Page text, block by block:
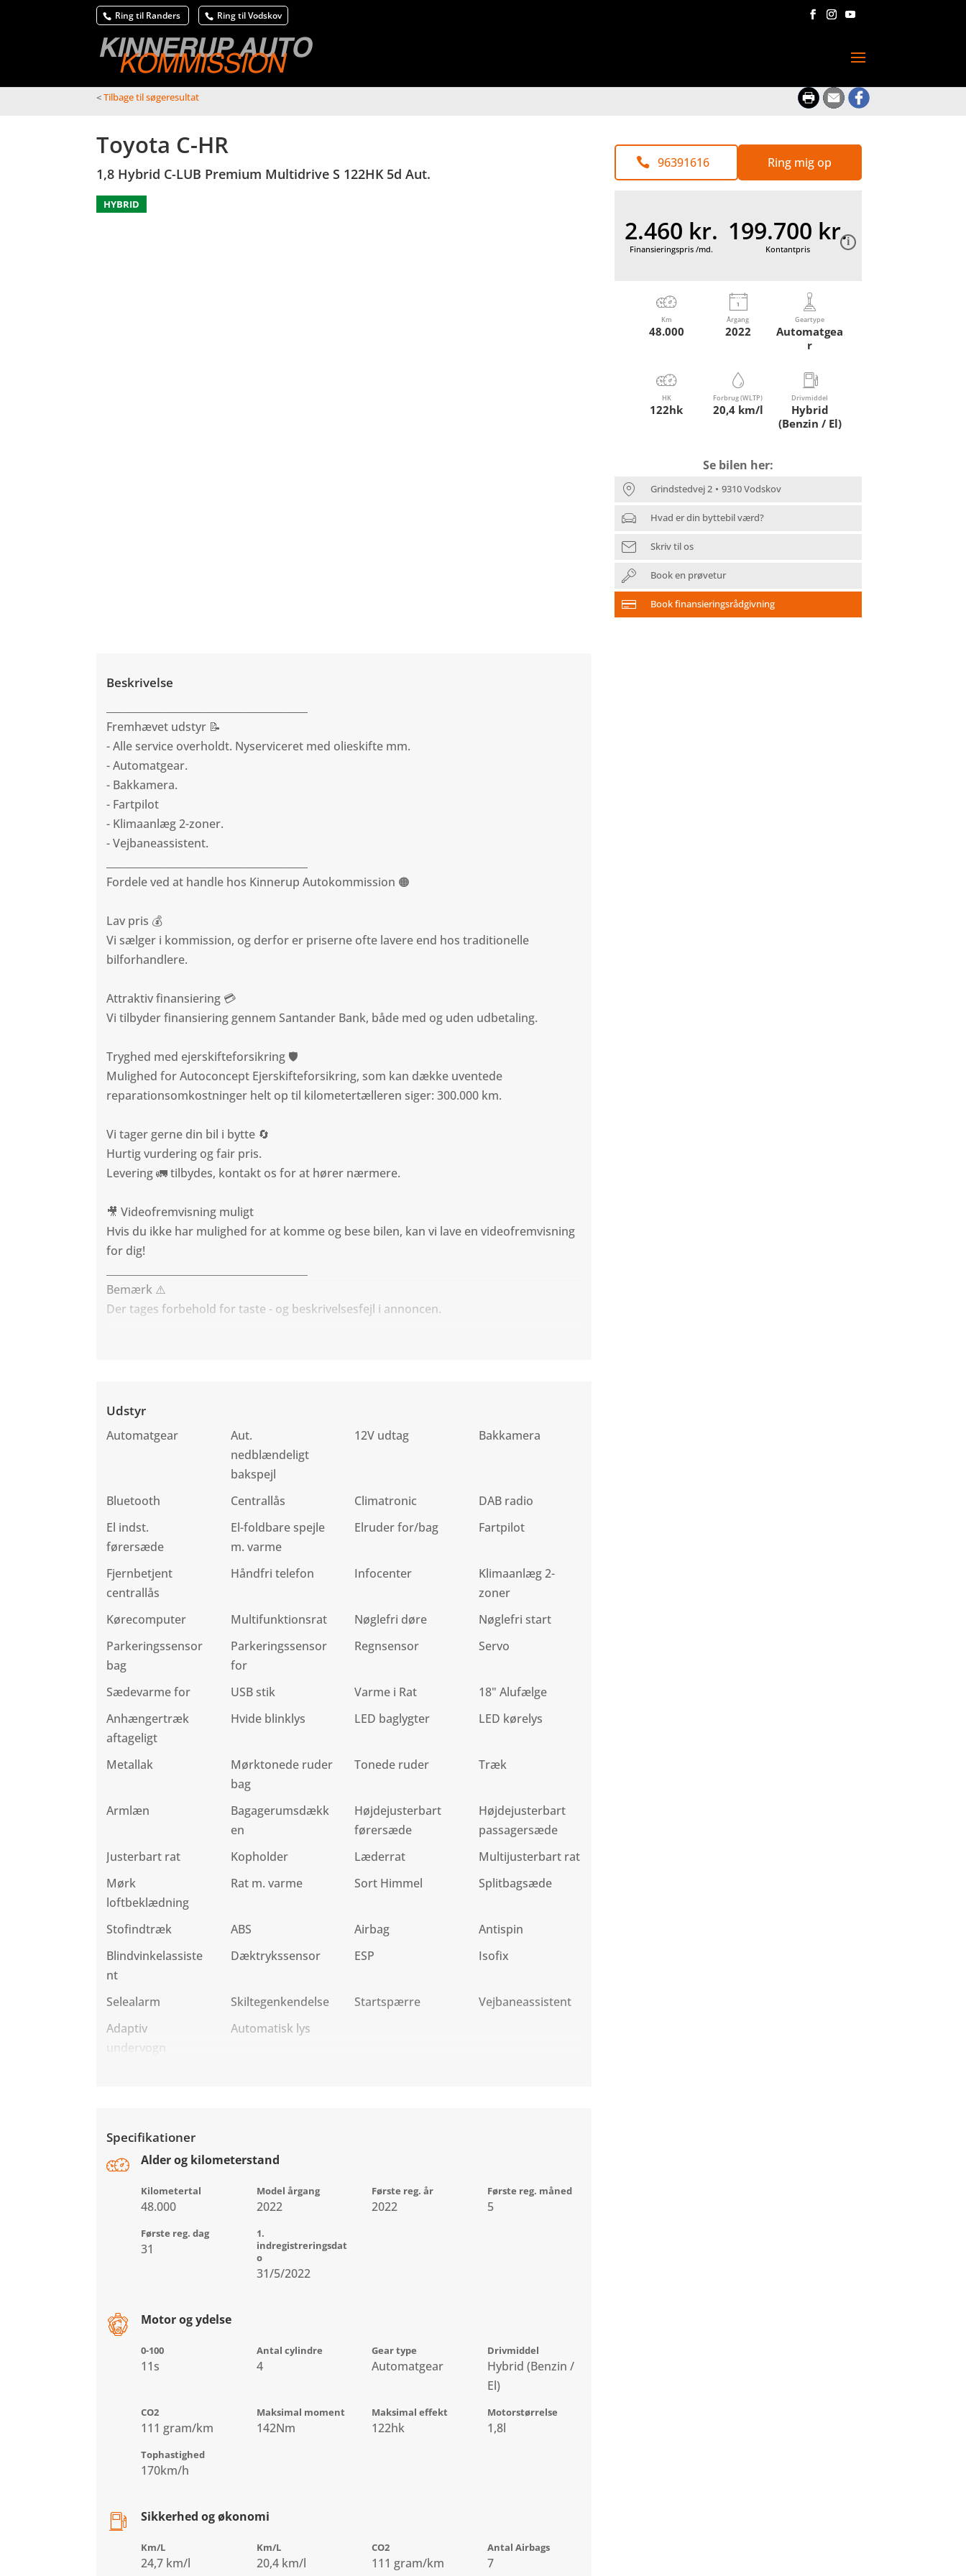
Ring til Randers Ring til Vodskov
<Tilbage til søgeresultat
Toyota C-HR
1,8 Hybrid C-LUB Premium Multidrive S 122HK 5d Aut.
HYBRID
96391616 Ring mig op
2.460 kr.
Finansieringspris /md.
199.700 kr.
Kontantpris
Km
48.000
Årgang
2022
Geartype
Automatgea
r
HK
122hk
Forbrug (WLTP)
20,4 km/l
Drivmiddel
Hybrid
(Benzin / El)
Se bilen her:
Grindstedvej 2 9310 Vodskov
Hvad er din byttebil værd?
Skriv til os
Book en prøvetur
Book finansieringsrådgivning
Beskrivelse
Fremhævet udstyr 📝
- Alle service overholdt. Nyserviceret med olieskifte mm.
- Automatgear.
- Bakkamera.
- Fartpilot
- Klimaanlæg 2-zoner.
- Vejbaneassistent.
Fordele ved at handle hos Kinnerup Autokommission 🟠
Lav pris 💰
Vi sælger i kommission, og derfor er priserne ofte lavere end hos traditionelle
bilforhandlere.
Attraktiv finansiering 💳
Vi tilbyder finansiering gennem Santander Bank, både med og uden udbetaling.
Tryghed med ejerskifteforsikring 🛡️
Mulighed for Autoconcept Ejerskifteforsikring, som kan dække uventede
reparationsomkostninger helt op til kilometertælleren siger: 300.000 km.
Vi tager gerne din bil i bytte 🔄
Hurtig vurdering og fair pris.
Levering 🚛 tilbydes, kontakt os for at hører nærmere.
🎥 Videofremvisning muligt
Hvis du ikke har mulighed for at komme og bese bilen, kan vi lave en videofremvisning
for dig!
Bemærk ⚠️
Der tages forbehold for taste - og beskrivelsesfejl i annoncen.
Udstyr
Automatgear
Aut.
nedblændeligt
bakspejl
12V udtag Bakkamera
Bluetooth Centrallås Climatronic
DAB radio
El indst.
førersæde
El-foldbare spejle
m. varme
Elruder for/bag Fartpilot
Fjernbetjent
centrallås
Håndfri telefon Infocenter
Klimaanlæg 2-
zoner
Kørecomputer
Multifunktionsrat Nøglefri døre
Nøglefri start
Parkeringssensor
bag
Parkeringssensor
for
Regnsensor Servo
Sædevarme for USB stik Varme i Rat
18" Alufælge
Anhængertræk
aftageligt
Hvide blinklys LED baglygter LED kørelys
Metallak
Mørktonede ruder
bag
Tonede ruder Træk
Armlæn
Bagagerumsdækk
en
Højdejusterbart
førersæde
Højdejusterbart
passagersæde
Justerbart rat
Kopholder Læderrat
Multijusterbart rat
Mørk
loftbeklædning
Rat m. varme Sort Himmel Splitbagsæde
Stofindtræk ABS Airbag
Antispin
Blindvinkelassiste
nt
Dæktrykssensor ESP Isofix
Selealarm Skiltegenkendelse Startspærre
Vejbaneassistent
Adaptiv
undervogn
Automatisk lys
Specifikationer
Alder og kilometerstand
Kilometertal
48.000
Model årgang
2022
Første reg. år
2022
Første reg. måned
5
Første reg. dag
31
1.
indregistreringsdat
o
31/5/2022
Motor og ydelse
0-100
11s
Antal cylindre
4
Gear type
Automatgear
Drivmiddel
Hybrid (Benzin /
El)
CO2
111 gram/km
Maksimal moment
142Nm
Maksimal effekt
122hk
Motorstørrelse
1,8l
Tophastighed
170km/h
Sikkerhed og økonomi
Km/L
24,7 km/l
Km/L
20,4 km/l
CO2
111 gram/km
Antal Airbags
7